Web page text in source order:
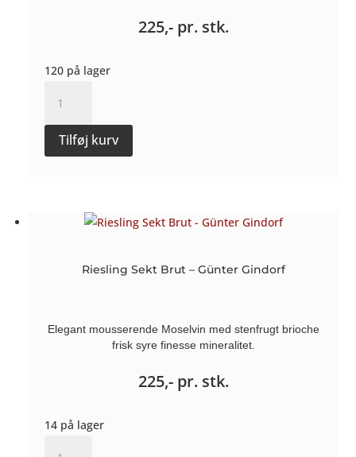
225,- pr. stk.
120 på lager
d'Alsace
2022
-
Tilføj kurv
Riesling Sekt Brut – Günter Gindorf
Elegant mousserende Moselvin med stenfrugt brioche
frisk syre finesse mineralitet.
225,- pr. stk.
14 på lager